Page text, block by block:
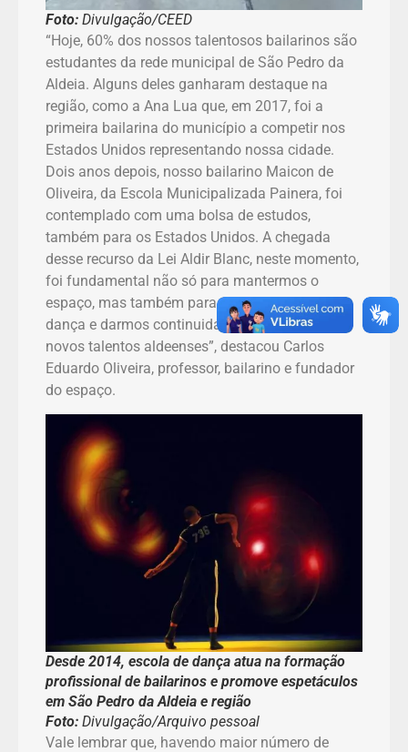
Foto: Divulgação/CEED
“Hoje, 60% dos nossos talentosos bailarinos são
estudantes da rede municipal de São Pedro da
Aldeia. Alguns deles ganharam destaque na
região, como a Ana Lua que, em 2017, foi a
primeira bailarina do município a competir nos
Estados Unidos representando nossa cidade.
Dois anos depois, nosso bailarino Maicon de
Oliveira, da Escola Municipalizada Painera, foi
contemplado com uma bolsa de estudos,
também para os Estados Unidos. A chegada
desse recurso da Lei Aldir Blanc, neste momento,
foi fundamental não só para mantermos o
espaço, mas também para fomentarmos a
dança e darmos continuidade à descoberta de
novos talentos aldeenses”, destacou Carlos
Eduardo Oliveira, professor, bailarino e fundador
do espaço.
Desde 2014, escola de dança atua na formação
profissional de bailarinos e promove espetáculos
em São Pedro da Aldeia e região
Foto: Divulgação/Arquivo pessoal
Vale lembrar que, havendo maior número de